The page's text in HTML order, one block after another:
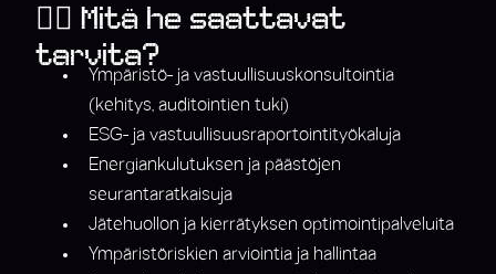
👉🏼 Mitä he saattavat
tarvita?
Ympäristö- ja vastuullisuuskonsultointia
(kehitys, auditointien tuki)
ESG- ja vastuullisuusraportointityökaluja
Energiankulutuksen ja päästöjen
seurantaratkaisuja
Jätehuollon ja kierrätyksen optimointipalveluita
Ympäristöriskien arviointia ja hallintaa